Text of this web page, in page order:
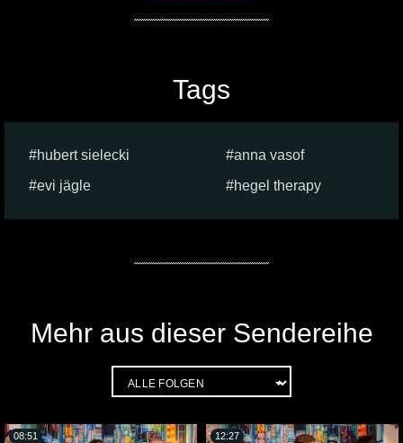
Tags
hubert sielecki
anna vasof
evi jägle
hegel therapy
Mehr aus dieser Sendereihe
08:51 12:27